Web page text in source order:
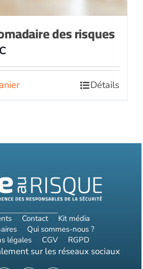
des risques
Détails
Contact
Kit média
Qui sommes-nous ?
légales
CGV RGPD
sur les réseaux sociaux